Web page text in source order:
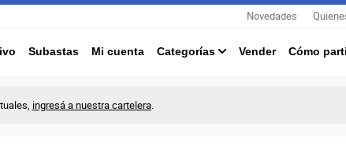
Novedades
Subastas Mi cuenta Categorías Vender Cómo
ingresá a nuestra cartelera.